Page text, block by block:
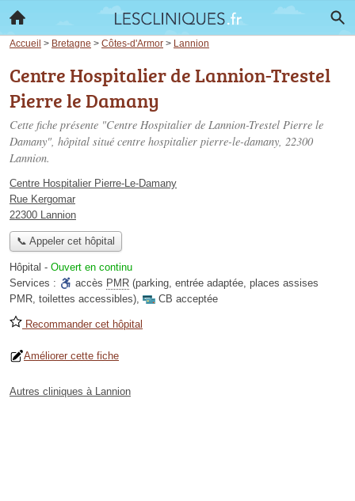
Accueil > Bretagne > Côtes-d'Armor > Lannion
Centre Hospitalier de Lannion-Trestel
Pierre le Damany
Cette fiche présente "Centre Hospitalier de Lannion-Trestel Pierre le
Damany", hôpital situé centre hospitalier pierre-le-damany, 22300
Lannion.
Centre Hospitalier Pierre-Le-Damany
Rue Kergomar
22300 Lannion
📞 Appeler cet hôpital
Hôpital - Ouvert en continu
Services :
accès PMR (parking, entrée adaptée, places assises
PMR, toilettes accessibles), CB acceptée
Recommander cet hôpital
Améliorer cette fiche
Autres cliniques à Lannion